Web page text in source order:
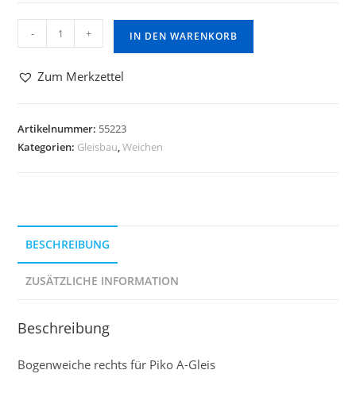
- + IN DEN WARENKORB
Zum Merkzettel
Artikelnummer: 55223
Kategorien: Gleisbau,Weichen
BESCHREIBUNG
ZUSÄTZLICHE INFORMATION
Beschreibung
Bogenweiche rechts für Piko A-Gleis